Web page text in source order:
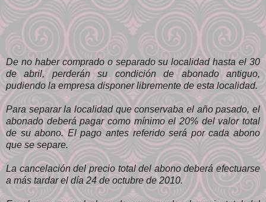
De no haber comprado o separado su localidad hasta el 30
de abril, perderán su condición de abonado antiguo,
pudiendo la empresa disponer libremente de esta localidad.
Para separar la localidad que conservaba el año pasado, el
abonado deberá pagar como mínimo el 20% del valor total
de su abono. El pago antes referido será por cada abono
que se separe.
La cancelación del precio total del abono deberá efectuarse
a más tardar el día 24 de octubre de 2010.